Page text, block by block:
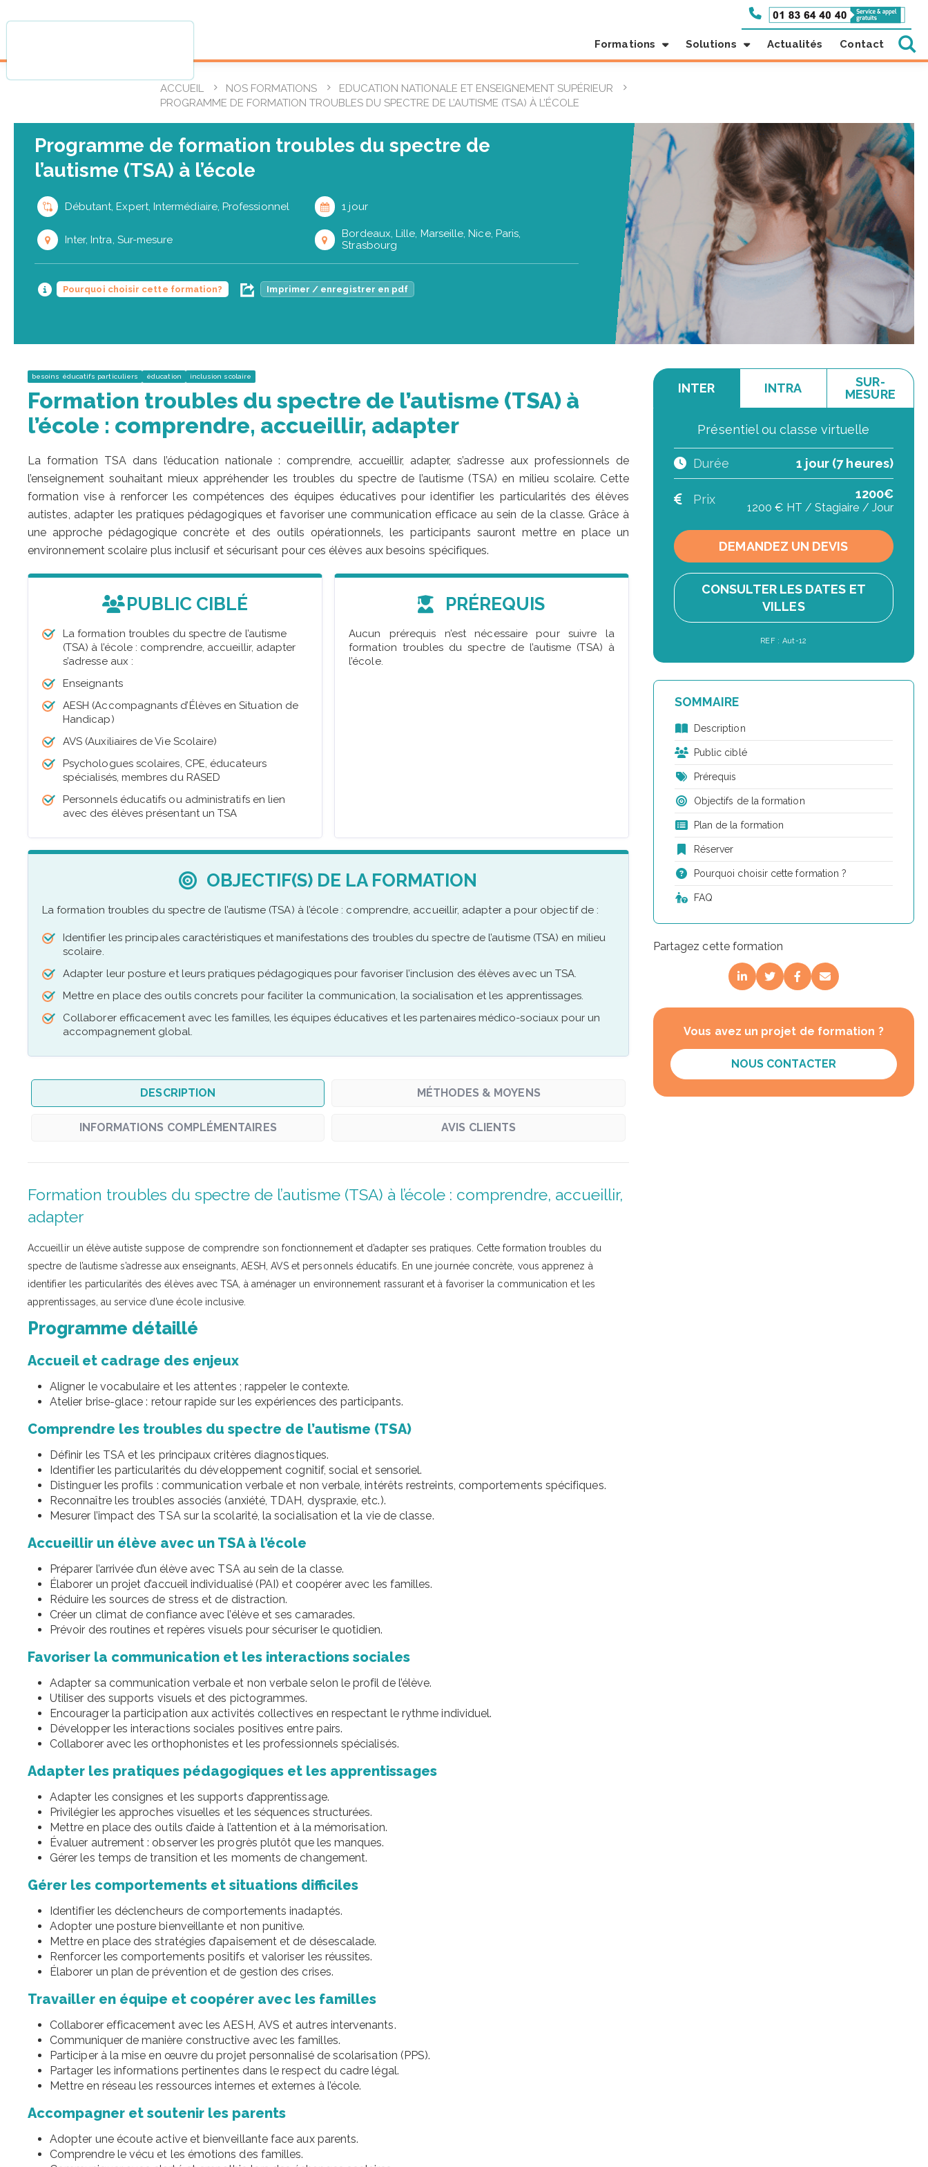
Formations Solutions Actualités Contact
ACCUEIL NOS FORMATIONS
EDUCATION NATIONALE ET ENSEIGNEMENT SUPÉRIEUR
PROGRAMME DE FORMATION TROUBLES DU SPECTRE DE L’AUTISME (TSA) À L’ÉCOLE
Programme de formation troubles du spectre de
l’autisme (TSA) à l’école
Débutant, Expert, Intermédiaire, Professionnel 1 jour
Inter, Intra, Sur-mesure
Bordeaux, Lille, Marseille, Nice, Paris,
Strasbourg
Pourquoi choisir cette formation? Imprimer / enregistrer en pdf
besoins éducatifs particuliers éducation inclusion scolaire
Formation troubles du spectre de l’autisme (TSA) à
l’école : comprendre, accueillir, adapter
La formation TSA dans l’éducation nationale : comprendre, accueillir, adapter, s’adresse aux professionnels de
l’enseignement souhaitant mieux appréhender les troubles du spectre de l’autisme (TSA) en milieu scolaire. Cette
formation vise à renforcer les compétences des équipes éducatives pour identifier les particularités des élèves
autistes, adapter les pratiques pédagogiques et favoriser une communication efficace au sein de la classe. Grâce à
une approche pédagogique concrète et des outils opérationnels, les participants sauront mettre en place un
environnement scolaire plus inclusif et sécurisant pour ces élèves aux besoins spécifiques.
PUBLIC CIBLÉ
La formation troubles du spectre de l’autisme
(TSA) à l’école : comprendre, accueillir, adapter
s’adresse aux :
Enseignants
AESH (Accompagnants d’Élèves en Situation de
Handicap)
AVS (Auxiliaires de Vie Scolaire)
Psychologues scolaires, CPE, éducateurs
spécialisés, membres du RASED
Personnels éducatifs ou administratifs en lien
avec des élèves présentant un TSA
PRÉREQUIS
Aucun prérequis n’est nécessaire pour suivre la
formation troubles du spectre de l’autisme (TSA) à
l’école.
OBJECTIF(S) DE LA FORMATION
La formation troubles du spectre de l’autisme (TSA) à l’école : comprendre, accueillir, adapter a pour objectif de :
Identifier les principales caractéristiques et manifestations des troubles du spectre de l’autisme (TSA) en milieu
scolaire.
Adapter leur posture et leurs pratiques pédagogiques pour favoriser l’inclusion des élèves avec un TSA.
Mettre en place des outils concrets pour faciliter la communication, la socialisation et les apprentissages.
Collaborer efficacement avec les familles, les équipes éducatives et les partenaires médico-sociaux pour un
accompagnement global.
DESCRIPTION MÉTHODES & MOYENS
INFORMATIONS COMPLÉMENTAIRES AVIS CLIENTS
Formation troubles du spectre de l’autisme (TSA) à l’école : comprendre, accueillir,
adapter
Accueillir un élève autiste suppose de comprendre son fonctionnement et d’adapter ses pratiques. Cette formation troubles du
spectre de l’autisme s’adresse aux enseignants, AESH, AVS et personnels éducatifs. En une journée concrète, vous apprenez à
identifier les particularités des élèves avec TSA, à aménager un environnement rassurant et à favoriser la communication et les
apprentissages, au service d’une école inclusive.
Programme détaillé
Accueil et cadrage des enjeux
Aligner le vocabulaire et les attentes ; rappeler le contexte.
Atelier brise-glace : retour rapide sur les expériences des participants.
Comprendre les troubles du spectre de l’autisme (TSA)
Définir les TSA et les principaux critères diagnostiques.
Identifier les particularités du développement cognitif, social et sensoriel.
Distinguer les profils : communication verbale et non verbale, intérêts restreints, comportements spécifiques.
Reconnaître les troubles associés (anxiété, TDAH, dyspraxie, etc.).
Mesurer l’impact des TSA sur la scolarité, la socialisation et la vie de classe.
Accueillir un élève avec un TSA à l’école
Préparer l’arrivée d’un élève avec TSA au sein de la classe.
Élaborer un projet d’accueil individualisé (PAI) et coopérer avec les familles.
Réduire les sources de stress et de distraction.
Créer un climat de confiance avec l’élève et ses camarades.
Prévoir des routines et repères visuels pour sécuriser le quotidien.
Favoriser la communication et les interactions sociales
Adapter sa communication verbale et non verbale selon le profil de l’élève.
Utiliser des supports visuels et des pictogrammes.
Encourager la participation aux activités collectives en respectant le rythme individuel.
Développer les interactions sociales positives entre pairs.
Collaborer avec les orthophonistes et les professionnels spécialisés.
Adapter les pratiques pédagogiques et les apprentissages
Adapter les consignes et les supports d’apprentissage.
Privilégier les approches visuelles et les séquences structurées.
Mettre en place des outils d’aide à l’attention et à la mémorisation.
Évaluer autrement : observer les progrès plutôt que les manques.
Gérer les temps de transition et les moments de changement.
Gérer les comportements et situations difficiles
Identifier les déclencheurs de comportements inadaptés.
Adopter une posture bienveillante et non punitive.
Mettre en place des stratégies d’apaisement et de désescalade.
Renforcer les comportements positifs et valoriser les réussites.
Élaborer un plan de prévention et de gestion des crises.
Travailler en équipe et coopérer avec les familles
Collaborer efficacement avec les AESH, AVS et autres intervenants.
Communiquer de manière constructive avec les familles.
Participer à la mise en œuvre du projet personnalisé de scolarisation (PPS).
Partager les informations pertinentes dans le respect du cadre légal.
Mettre en réseau les ressources internes et externes à l’école.
Accompagner et soutenir les parents
Adopter une écoute active et bienveillante face aux parents.
Comprendre le vécu et les émotions des familles.
INTER INTRA
SUR-
MESURE
Présentiel ou classe virtuelle
Durée 1 jour (7 heures)
Prix 1200€
1200 € HT / Stagiaire / Jour
DEMANDEZ UN DEVIS
CONSULTER LES DATES ET
VILLES
REF : Aut-12
SOMMAIRE
Description
Public ciblé
Prérequis
Objectifs de la formation
Plan de la formation
Réserver
Pourquoi choisir cette formation ?
FAQ
Partagez cette formation
Vous avez un projet de formation ?
NOUS CONTACTER